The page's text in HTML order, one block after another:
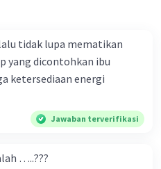
tidak lupa mematikan
yang dicontohkan ibu
ketersediaan energi
Jawaban terverifikasi
…..???